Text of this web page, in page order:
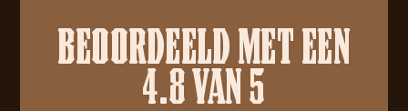
BEOORDEELD MET EEN
4.8 VAN 5